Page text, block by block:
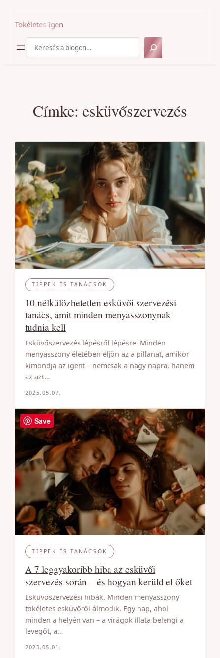
Tökéletes Igen
Címke: esküvőszervezés
TIPPEK ÉS TANÁCSOK
10 nélkülözhetetlen esküvői szervezési
tanács, amit minden menyasszonynak
tudnia kell
Esküvőszervezés lépésről lépésre. Minden
menyasszony életében eljön az a pillanat, amikor
kimondja az igent – nemcsak a nagy napra, hanem
az azt…
2025.05.07.
TIPPEK ÉS TANÁCSOK
A 7 leggyakoribb hiba az esküvői
szervezés során – és hogyan kerüld el őket
Esküvőszervezési hibák. Minden menyasszony
tökéletes esküvőről álmodik. Egy nap, ahol
minden a helyén van – a virágok illata belengi a
levegőt, a…
2025.05.01.
Save